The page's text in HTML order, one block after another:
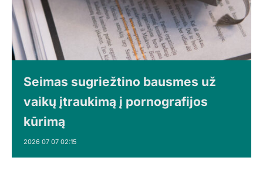
Seimas sugriežtino bausmes už
vaikų įtraukimą į pornografijos
kūrimą
2026 07 07 02:15